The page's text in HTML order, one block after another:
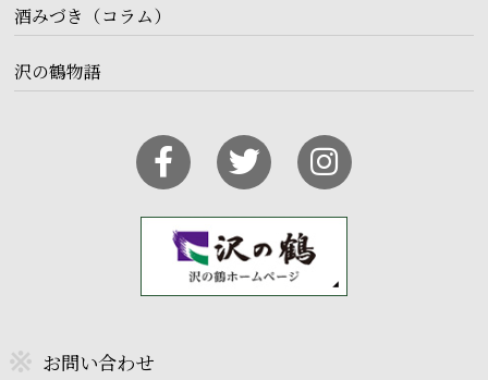
酒みづき（コラム）
沢の鶴物語
お問い合わせ